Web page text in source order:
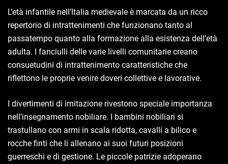
L’età infantile nell’Italia medievale è marcata da un ricco
repertorio di intrattenimenti che funzionano tanto al
passatempo quanto alla formazione alla esistenza dell’età
adulta. I fanciulli delle varie livelli comunitarie creano
consuetudini di intrattenimento caratteristiche che
riflettono le proprie venire doveri collettive e lavorative.
I divertimenti di imitazione rivestono speciale importanza
nell’insegnamento nobiliare. I bambini nobiliari si
trastullano con armi in scala ridotta, cavalli a bilico e
rocche finti che li allenano ai suoi futuri posizioni
guerreschi e di gestione. Le piccole patrizie adoperano